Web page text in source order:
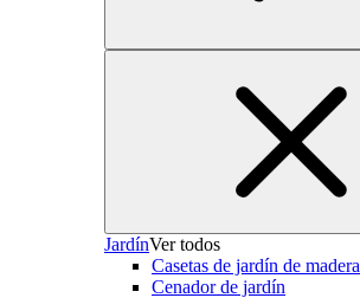
JardínVer todos
Casetas de jardín de madera
Cenador de jardín